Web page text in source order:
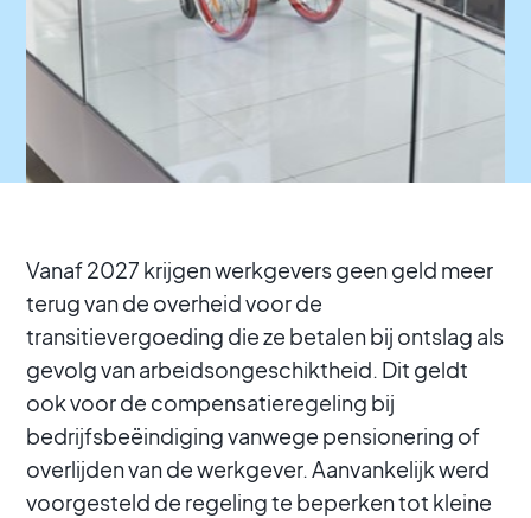
Vanaf 2027 krijgen werkgevers geen geld meer
terug van de overheid voor de
transitievergoeding die ze betalen bij ontslag als
gevolg van arbeidsongeschiktheid. Dit geldt
ook voor de compensatieregeling bij
bedrijfsbeëindiging vanwege pensionering of
overlijden van de werkgever. Aanvankelijk werd
voorgesteld de regeling te beperken tot kleine